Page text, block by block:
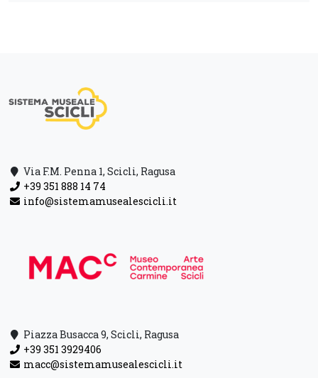
Via F.M. Penna 1, Scicli, Ragusa
+39 351 888 14 74
info@sistemamusealescicli.it
Piazza Busacca 9, Scicli, Ragusa
+39 351 3929406
macc@sistemamusealescicli.it